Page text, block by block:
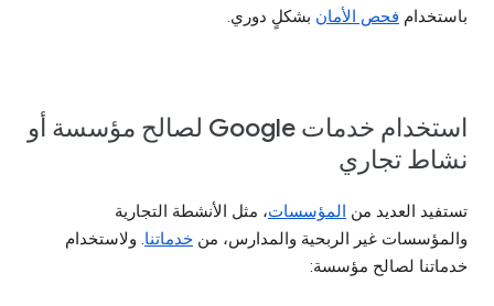
باستخدام فحص الأمان بشكلٍ دوري.
استخدام خدمات Google لصالح مؤسسة أو
نشاط تجاري
تستفيد العديد من المؤسسات، مثل الأنشطة التجارية
والمؤسسات غير الربحية والمدارس، من خدماتنا. ولاستخدام
خدماتنا لصالح مؤسسة: